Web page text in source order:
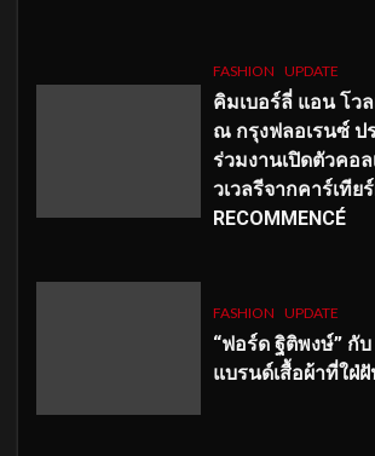
FASHION UPDATE
คิมเบอร์ลี่ แอน โว
ณ กรุงฟลอเรนซ์ ป
ร่วมงานเปิดตัวคอ
วเวลรีจากคาร์เทียร์
RECOMMENCÉ
FASHION UPDATE
“ฟอร์ด ฐิติพงษ์” กับ
แบรนด์เสื้อผ้าที่ใฝ่